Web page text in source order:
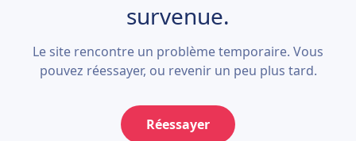
survenue.
Le site rencontre un problème temporaire. Vous
pouvez réessayer, ou revenir un peu plus tard.
Réessayer